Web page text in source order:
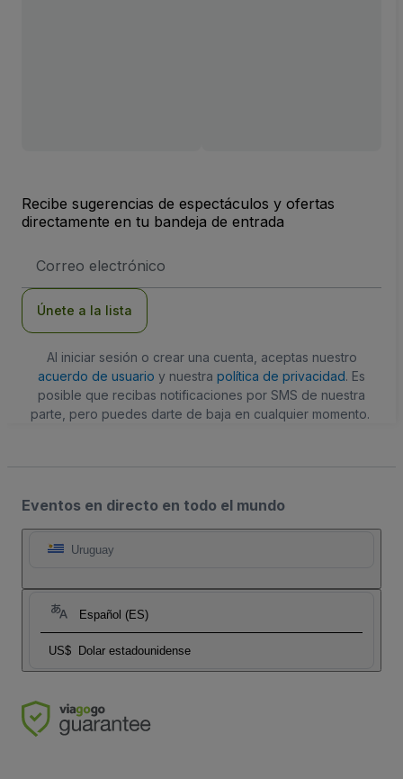
Recibe sugerencias de espectáculos y ofertas
directamente en tu bandeja de entrada
de
Únete a la lista
Al iniciar sesión o crear una cuenta, aceptas nuestro
acuerdo de usuario y nuestra política de privacidad. Es
posible que recibas notificaciones por SMS de nuestra
parte, pero puedes darte de baja en cualquier momento.
Eventos en directo en todo el mundo
Uruguay
Español (ES)
US$ Dolar estadounidense